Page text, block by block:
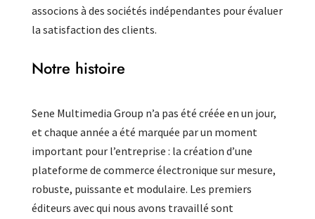
associons à des sociétés indépendantes pour évaluer
la satisfaction des clients.
Notre histoire
Sene Multimedia Group n’a pas été créée en un jour,
et chaque année a été marquée par un moment
important pour l’entreprise : la création d’une
plateforme de commerce électronique sur mesure,
robuste, puissante et modulaire. Les premiers
éditeurs avec qui nous avons travaillé sont